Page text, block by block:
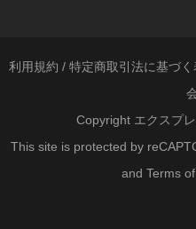
利用規約 / 特定商取引法に基づく
Copyright エクスプ
This site is protected by
and Terms